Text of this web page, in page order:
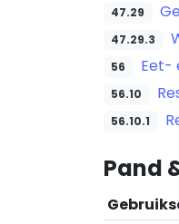
47.29
47.29.3
56 Eet-
56.10
56.10.1
Pand